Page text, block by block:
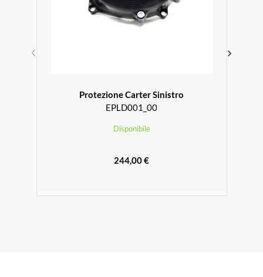
Protezione Carter Sinistro
EPLD001_00
Disponibile
244,00 €